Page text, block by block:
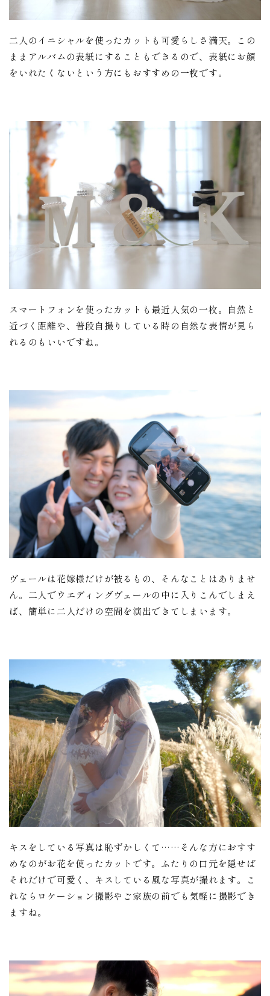
二人のイニシャルを使ったカットも可愛らしさ満天。この
ままアルバムの表紙にすることもできるので、表紙にお顔
をいれたくないという方にもおすすめの一枚です。
スマートフォンを使ったカットも最近人気の一枚。自然と
近づく距離や、普段自撮りしている時の自然な表情が見ら
れるのもいいですね。
ヴェールは花嫁様だけが被るもの、そんなことはありませ
ん。二人でウエディングヴェールの中に入りこんでしまえ
ば、簡単に二人だけの空間を演出できてしまいます。
キスをしている写真は恥ずかしくて……そんな方におすす
めなのがお花を使ったカットです。ふたりの口元を隠せば
それだけで可愛く、キスしている風な写真が撮れます。こ
れならロケーション撮影やご家族の前でも気軽に撮影でき
ますね。